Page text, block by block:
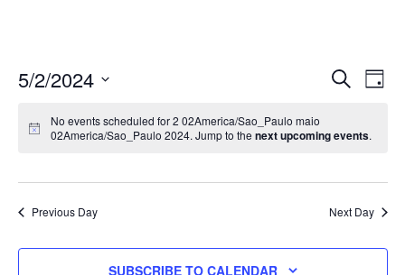
Events
and
SEARCH
DAY
5/2/2024
date.
No events scheduled for 2 02America/Sao_Paulo maio
02America/Sao_Paulo 2024. Jump to the next upcoming events.
Previous Day Next Day
SUBSCRIBE TO CALENDAR